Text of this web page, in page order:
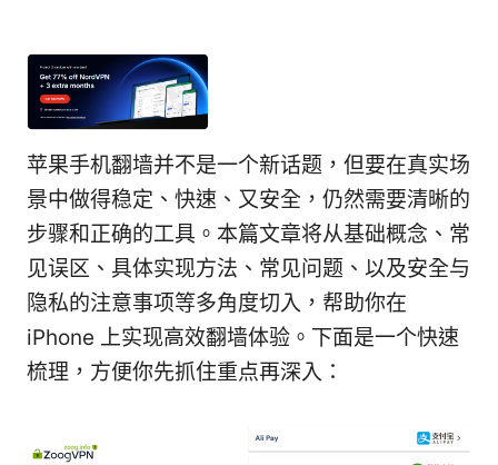
苹果手机翻墙并不是一个新话题，但要在真实场
景中做得稳定、快速、又安全，仍然需要清晰的
步骤和正确的工具。本篇文章将从基础概念、常
见误区、具体实现方法、常见问题、以及安全与
隐私的注意事项等多角度切入，帮助你在
iPhone 上实现高效翻墙体验。下面是一个快速
梳理，方便你先抓住重点再深入：